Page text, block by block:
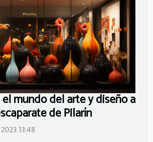
mundo del arte y diseño a
de Pilarín
13:48